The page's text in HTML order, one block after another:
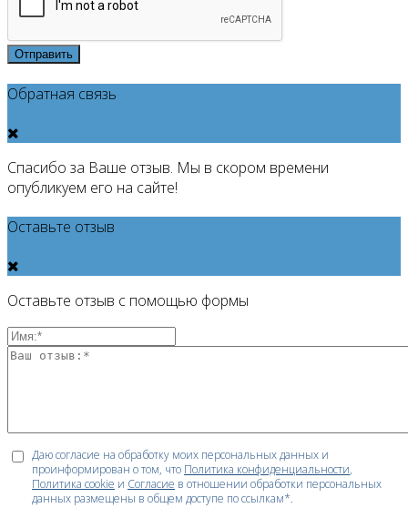
Отправить
Обратная связь
Спасибо за Ваше отзыв. Мы в скором времени
опубликуем его на сайте!
Оставьте отзыв
Оставьте отзыв с помощью формы
Даю согласие на обработку моих персональных данных и
проинформирован о том, что Политика конфиденциальности,
Политика cookie и Согласие в отношении обработки персональных
данных размещены в общем доступе по ссылкам*.